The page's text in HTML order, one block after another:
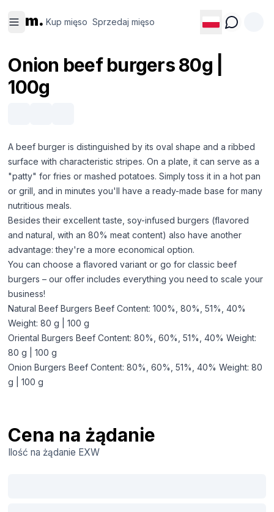
m. Kup mięso Sprzedaj mięso
mięso
mięso
Onion beef burgers 80g |
100g
A beef burger is distinguished by its oval shape and a ribbed
surface with characteristic stripes. On a plate, it can serve as a
"patty" for fries or mashed potatoes. Simply toss it in a hot pan
or grill, and in minutes you'll have a ready-made base for many
nutritious meals.
Besides their excellent taste, soy-infused burgers (flavored
and natural, with an 80% meat content) also have another
advantage: they're a more economical option.
You can choose a flavored variant or go for classic beef
burgers – our offer includes everything you need to scale your
business!
Natural Beef Burgers Beef Content: 100%, 80%, 51%, 40%
Weight: 80 g | 100 g
Oriental Burgers Beef Content: 80%, 60%, 51%, 40% Weight:
80 g | 100 g
Onion Burgers Beef Content: 80%, 60%, 51%, 40% Weight: 80
g | 100 g
Cena na żądanie
Ilość na żądanie EXW